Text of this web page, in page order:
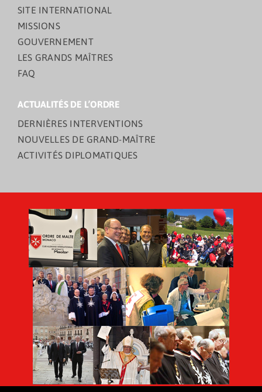
SITE INTERNATIONAL
MISSIONS
GOUVERNEMENT
LES GRANDS MAÎTRES
FAQ
ACTUALITÉS DE L’ORDRE
DERNIÈRES INTERVENTIONS
NOUVELLES DE GRAND-MAÎTRE
ACTIVITÉS DIPLOMATIQUES